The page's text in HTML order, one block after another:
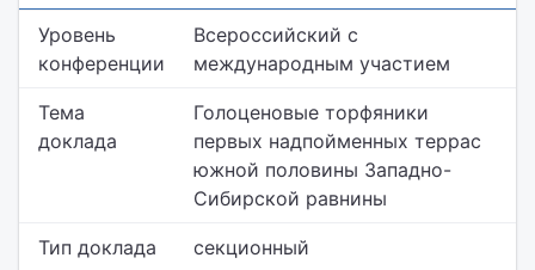
Уровень
конференции
Всероссийский с
международным участием
Тема
доклада
Голоценовые торфяники
первых надпойменных террас
южной половины Западно-
Сибирской равнины
Тип доклада секционный